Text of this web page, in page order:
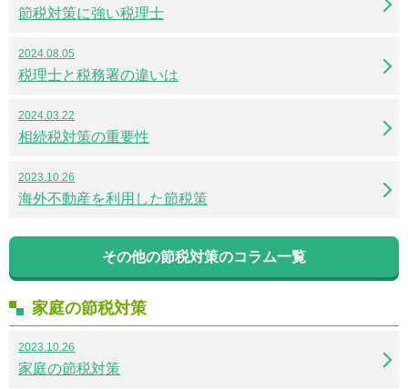
節税対策に強い税理士
2024.08.05
税理士と税務署の違いは
2024.03.22
相続税対策の重要性
2023.10.26
海外不動産を利用した節税策
その他の節税対策のコラム一覧
家庭の節税対策
2023.10.26
家庭の節税対策